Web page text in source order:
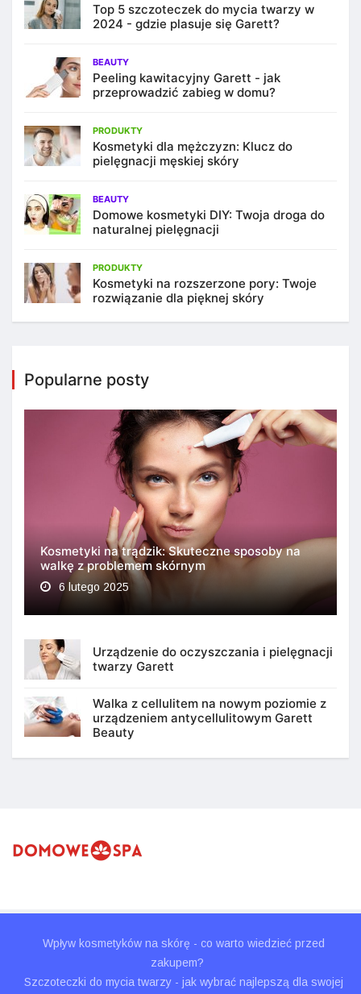
Top 5 szczoteczek do mycia twarzy w
2024 - gdzie plasuje się Garett?
BEAUTY
Peeling kawitacyjny Garett - jak
przeprowadzić zabieg w domu?
PRODUKTY
Kosmetyki dla mężczyzn: Klucz do
pielęgnacji męskiej skóry
BEAUTY
Domowe kosmetyki DIY: Twoja droga do
naturalnej pielęgnacji
PRODUKTY
Kosmetyki na rozszerzone pory: Twoje
rozwiązanie dla pięknej skóry
Popularne posty
Kosmetyki na trądzik: Skuteczne sposoby na
walkę z problemem skórnym
6 lutego 2025
Urządzenie do oczyszczania i pielęgnacji
twarzy Garett
Walka z cellulitem na nowym poziomie z
urządzeniem antycellulitowym Garett
Beauty
Wpływ kosmetyków na skórę - co warto wiedzieć przed
zakupem?
Szczoteczki do mycia twarzy - jak wybrać najlepszą dla swojej